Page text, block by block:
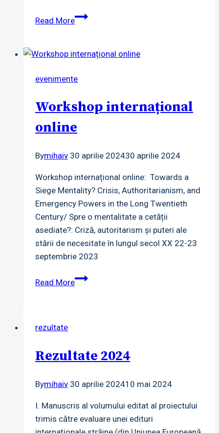
Read MoreMasă
2024
evenimente
Workshop internațional
online
Bymihaiv 30 aprilie 202430 aprilie 2024
Workshop internațional online: Towards a
Siege Mentality? Crisis, Authoritarianism, and
Emergency Powers in the Long Twentieth
Century/ Spre o mentalitate a cetății
asediate?: Criză, autoritarism și puteri ale
stării de necesitate în lungul secol XX 22-23
septembrie 2023
Read MoreWorkshop
rezultate
Rezultate 2024
Bymihaiv 30 aprilie 202410 mai 2024
I. Manuscris al volumului editat al proiectului
trimis către evaluare unei edituri